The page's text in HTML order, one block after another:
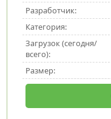
Разработчик:
Категория:
Загрузок (сегодня/
всего):
Размер: